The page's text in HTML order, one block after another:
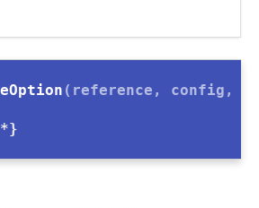
(reference, config,